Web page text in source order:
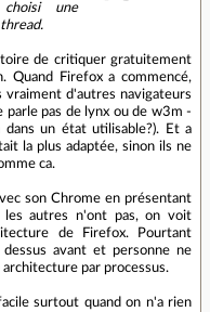
une
de critiquer gratuitement
Quand Firefox a commencé,
d'autres navigateurs
parle pas de lynx ou de w3m -
un état utilisable?). Et a
la plus adaptée, sinon ils ne
ca.
son Chrome en présentant
les autres n'ont pas, on voit
de Firefox. Pourtant
avant et personne ne
par processus.
surtout quand on n'a rien